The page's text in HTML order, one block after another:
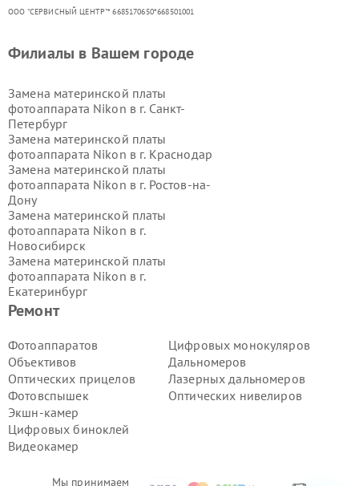
ООО "СЕРВИСНЫЙ ЦЕНТР"* 6685170650*668501001
Мы принимаем
Ремонт
Фотоаппаратов
Объективов
Оптических прицелов
Фотовспышек
Экшн-камер
Цифровых биноклей
Видеокамер
Цифровых монокуляров
Дальномеров
Лазерных дальномеров
Оптических нивелиров
Филиалы в Вашем городе
Замена материнской платы
фотоаппарата Nikon в г. Санкт-
Петербург
Замена материнской платы
фотоаппарата Nikon в г. Краснодар
Замена материнской платы
фотоаппарата Nikon в г. Ростов-на-
Дону
Замена материнской платы
фотоаппарата Nikon в г.
Новосибирск
Замена материнской платы
фотоаппарата Nikon в г.
Екатеринбург
Замена материнской платы
Замена материнской платы
фотоаппарата Nikon в г.
Воронеж
Замена материнской платы
фотоаппарата Nikon в г.
Волгоград
Замена материнской платы
фотоаппарата Nikon в г.
Замена материнской платы
фотоаппарата Nikon в г.
фотоаппарата Nikon в г.